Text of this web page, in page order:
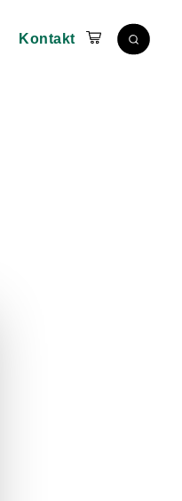
Kontakt